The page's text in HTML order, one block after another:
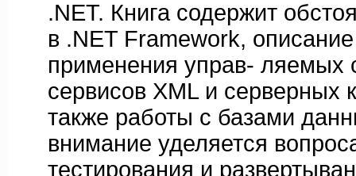
.NET. Книга содержит
в .NET Framework,
применения управ- ляемых
сервисов XML и серверных
также работы с базами
внимание уделяется
тестирования и